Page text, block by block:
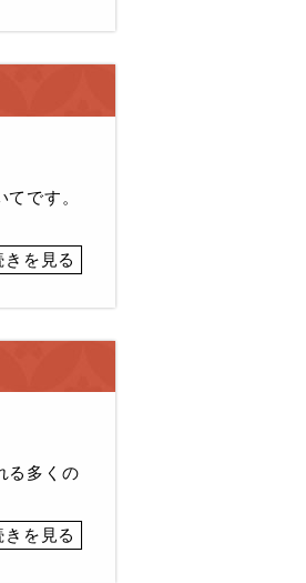
です。
きを見る
る多くの
きを見る